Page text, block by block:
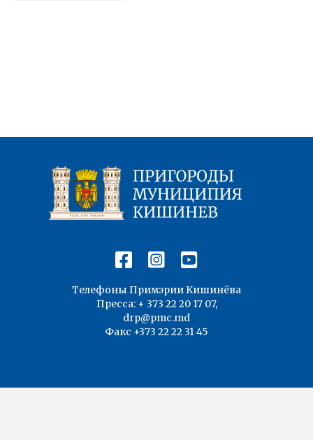
Телефоны Примэрии Кишинёва
Пресса: + 373 22 20 17 07,
drp@pmc.md
Факс +373 22 22 31 45